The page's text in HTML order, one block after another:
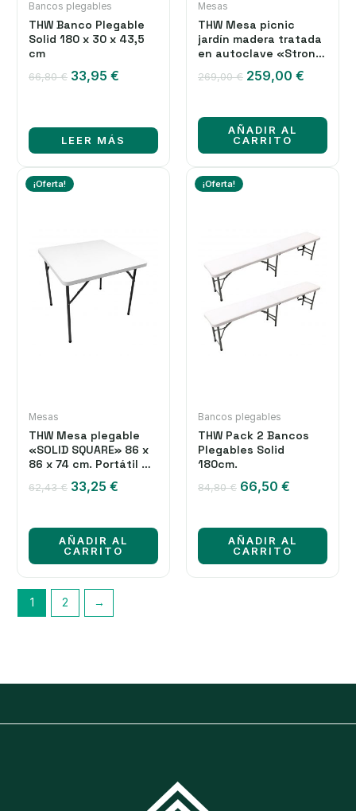
Bancos plegables
THW Banco Plegable
Solid 180 x 30 x 43,5
cm
66,80€ El
66,80 €.
33,95€
33,95 €.
LEER MÁS
Mesas
THW Mesa picnic
jardín madera tratada
en autoclave «Strong
200 » con 2 bancos
abatibles.
269,00€ El
era:
269,00 €.
259,00 €
es:
AÑADIR AL
CARRITO
¡Oferta!
Mesas
THW Mesa plegable
«SOLID SQUARE» 86 x
86 x 74 cm. Portátil y
Multifuncional .
62,43€ El
era:
62,43 €.
33,25€
es:
33,25 €.
AÑADIR AL
CARRITO
¡Oferta!
Bancos plegables
THW Pack 2 Bancos
Plegables Solid
180cm.
84,80€ El
era:
84,80 €.
66,50 €
es:
66,50 €.
AÑADIR AL
CARRITO
1 2 →